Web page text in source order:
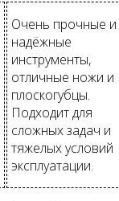
Очень прочные и
надёжные
инструменты,
отличные ножи и
плоскогубцы.
Подходит для
сложных задач и
тяжелых условий
эксплуатации.